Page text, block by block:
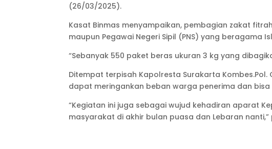
(26/03/2025).
Kasat Binmas menyampaikan, pembagian zakat
maupun Pegawai Negeri Sipil (PNS) yang beragama
“Sebanyak 550 paket beras ukuran 3 kg yang
Ditempat terpisah Kapolresta Surakarta
dapat meringankan beban warga penerima dan
“Kegiatan ini juga sebagai wujud kehadiran aparat
masyarakat di akhir bulan puasa dan Lebaran